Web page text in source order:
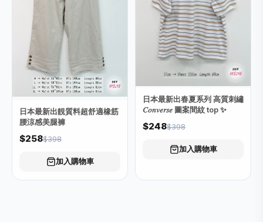
日本最新出靚質料超舒適橡筋
腰涼感美腿褲
$258$398
加入購物車
日本最新出春夏系列 高質刺繡
𝐶𝑜𝑛𝑣𝑒𝑟𝑠𝑒 圖案間紋 top ✨
$248$398
加入購物車